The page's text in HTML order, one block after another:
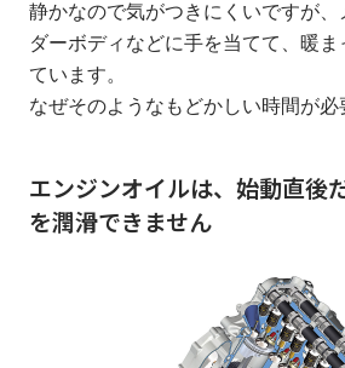
静かなので気がつきにくいですが
ダーボディなどに手を当てて、暖
ています。
なぜそのようなもどかしい時間が必
エンジンオイルは、始動直後
を潤滑できません